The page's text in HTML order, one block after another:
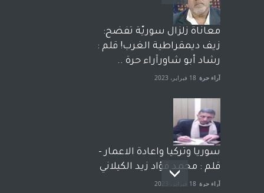
معاناة زلزال سوريّة تفضح:
زيف ديمقراطية الغرب! قلم :
رشاد أبو شاورآراء حرة ..
آراء حرة 18 فبراير، 2023
سوريا وتركيا واعادة الاعمار -
قلم : محمد فؤاد زيد الكيلاني
آراء حرة 18 فبراير، 2023